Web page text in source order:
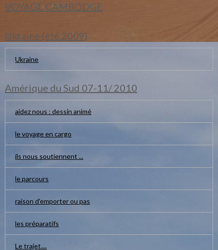
VOYAGE CAMBODGE
Ukraine (été 2009)
Ukraine
Amérique du Sud 07-11/ 2010
aidez nous : dessin animé
le voyage en cargo
ils nous soutiennent ...
le parcours
raison d'emporter ou pas
les préparatifs
Le trajet....